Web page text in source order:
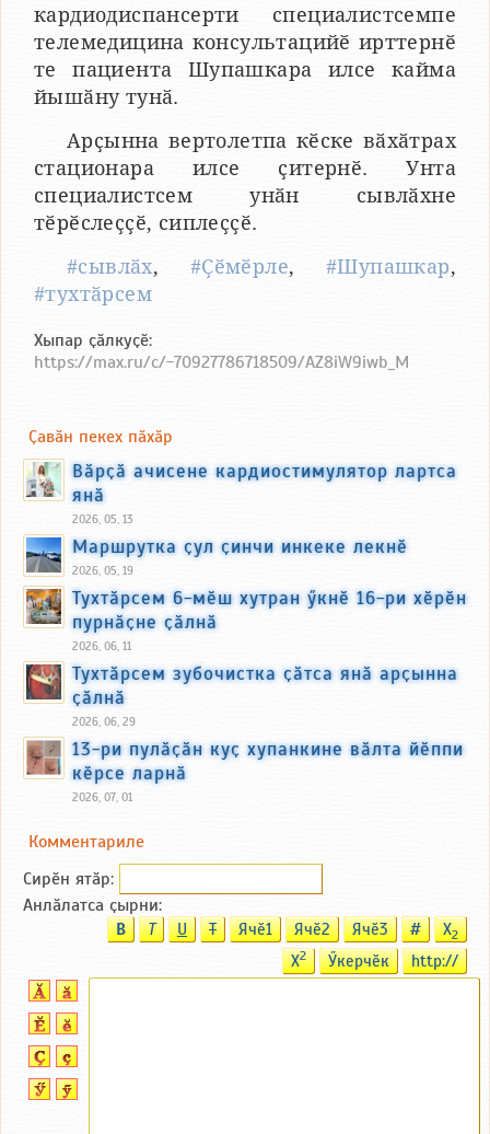
кардиодиспансерти специалистсемпе
телемедицина консультацийӗ ирттернӗ
те пациента Шупашкара илсе кайма
йышӑну тунӑ.
Арҫынна вертолетпа кӗске вӑхӑтрах
стационара илсе ҫитернӗ. Унта
специалистсем унӑн сывлӑхне
тӗрӗслеҫҫӗ, сиплеҫҫӗ.
#сывлӑх, #Ҫӗмӗрле, #Шупашкар,
#тухтӑрсем
Хыпар ҫӑлкуҫӗ:
https://max.ru/c/-70927786718509/AZ8iW9iwb_M
Ҫавӑн пекех пӑхӑр
Вӑрҫӑ ачисене кардиостимулятор лартса
янӑ
2026, 05, 13
Маршрутка ҫул ҫинчи инкеке лекнӗ
2026, 05, 19
Тухтӑрсем 6-мӗш хутран ӳкнӗ 16-ри хӗрӗн
пурнӑҫне ҫӑлнӑ
2026, 06, 11
Тухтӑрсем зубочистка ҫӑтса янӑ арҫынна
ҫӑлнӑ
2026, 06, 29
13-ри пулӑҫӑн куҫ хупанкине вӑлта йӗппи
кӗрсе ларнӑ
2026, 07, 01
Комментариле
Сирӗн ятӑp:
Анлӑлатса ҫырни:
B T U T Ячӗ1 Ячӗ2 Ячӗ3 # X2
X2 Ӳкерчӗк http://